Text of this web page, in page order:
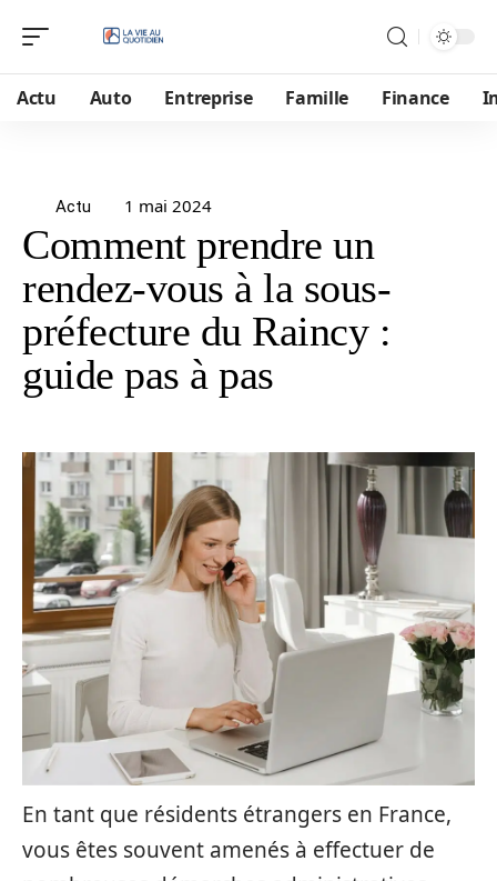
Actu Auto Entreprise Famille Finance
Actu 1 mai 2024
Comment prendre un
rendez-vous à la sous-
préfecture du Raincy :
guide pas à pas
En tant que résidents étrangers en France,
vous êtes souvent amenés à effectuer de